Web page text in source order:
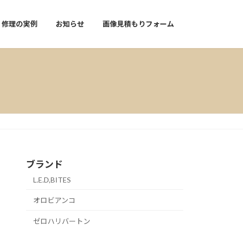
修理の実例 お知らせ 画像見積もりフォーム
ブランド
L.E.D,BITES
オロビアンコ
ゼロハリバートン